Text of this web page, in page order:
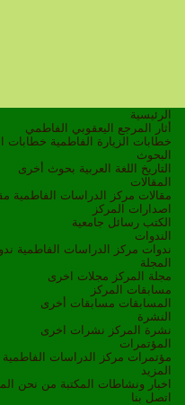
الرئيسية
أثار المرجع اليعقوبي الفاطمي
خطابات الزيارة الفاطمية خطابات
البحوث
التاريخ
اللغة العربية بحوث أخرى
المقالات
مقالات مركز الدراسات الفاطمية
اصدارات المركز
الكتب رسائل جامعية
الندوات
ندوات مركز الدراسات الفاطمية
المجلة
مجلة المركز مجلات اخرى
مسابقات المركز
المسابقات مسابقات أخرى
النشرة
نشرة المركز نشرات اخرى
المؤتمرات
مؤتمرات مركز الدراسات الفاطمية
المزيد
اخبار ونشاطات
المكتبة من نحن
اتصل بنا